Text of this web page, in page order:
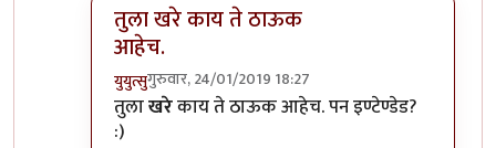
तुला खरे काय ते ठाऊक
आहेच.
युयुत्सुगुरुवार, 24/01/2019 18:27
In reply toसिनियरbyज्ञानव
तुलाखरेकाय ते ठाऊक आहेच. पन इण्टेण्डेड?
:)